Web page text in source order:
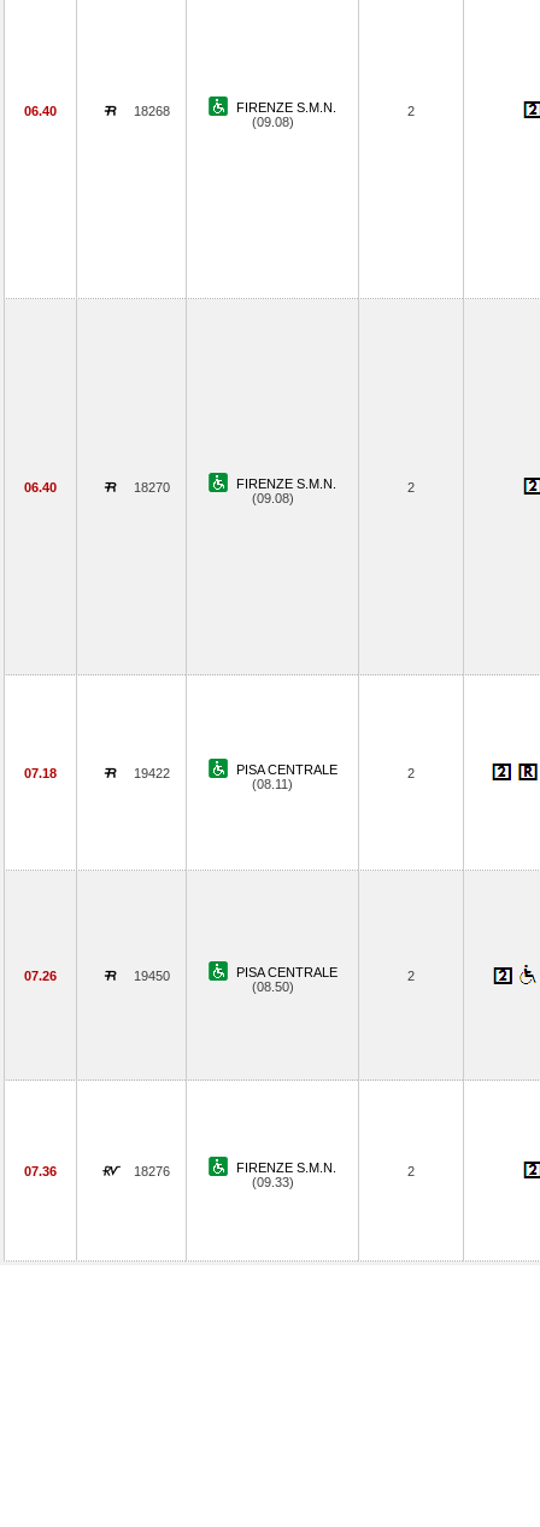
06.40 18268
FIRENZE S.M.N.
(09.08)
2
06.40 18270
FIRENZE S.M.N.
(09.08)
2
07.18 19422
PISA CENTRALE
(08.11)
2
07.26 19450
PISA CENTRALE
(08.50)
2
07.36 18276
FIRENZE S.M.N.
(09.33)
2